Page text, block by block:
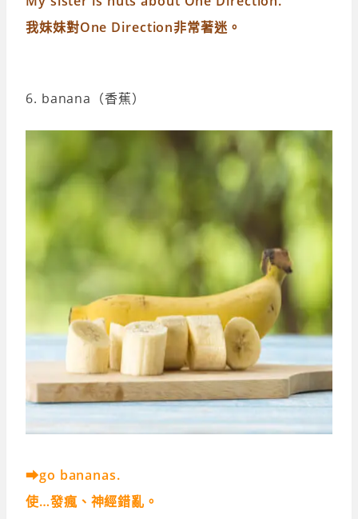
我妹妹對One Direction非常著迷。
6. banana（香蕉）
➡go bananas.
使…發瘋、神經錯亂。